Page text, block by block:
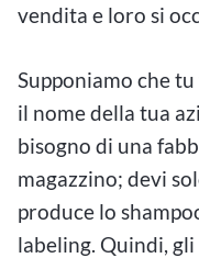
vendita e loro si
Supponiamo che
il nome della tua
bisogno di una
magazzino; devi
produce lo
labeling. Quindi,